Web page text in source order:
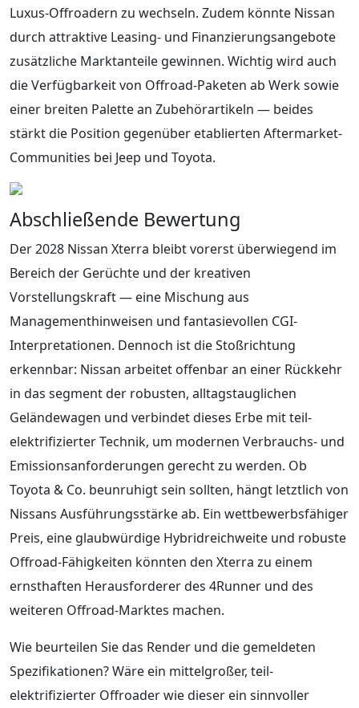
Luxus-Offroadern zu wechseln. Zudem könnte Nissan
durch attraktive Leasing- und Finanzierungsangebote
zusätzliche Marktanteile gewinnen. Wichtig wird auch
die Verfügbarkeit von Offroad-Paketen ab Werk sowie
einer breiten Palette an Zubehörartikeln — beides
stärkt die Position gegenüber etablierten Aftermarket-
Communities bei Jeep und Toyota.
Abschließende Bewertung
Der 2028 Nissan Xterra bleibt vorerst überwiegend im
Bereich der Gerüchte und der kreativen
Vorstellungskraft — eine Mischung aus
Managementhinweisen und fantasievollen CGI-
Interpretationen. Dennoch ist die Stoßrichtung
erkennbar: Nissan arbeitet offenbar an einer Rückkehr
in das segment der robusten, alltagstauglichen
Geländewagen und verbindet dieses Erbe mit teil-
elektrifizierter Technik, um modernen Verbrauchs- und
Emissionsanforderungen gerecht zu werden. Ob
Toyota & Co. beunruhigt sein sollten, hängt letztlich von
Nissans Ausführungsstärke ab. Ein wettbewerbsfähiger
Preis, eine glaubwürdige Hybridreichweite und robuste
Offroad-Fähigkeiten könnten den Xterra zu einem
ernsthaften Herausforderer des 4Runner und des
weiteren Offroad-Marktes machen.
Wie beurteilen Sie das Render und die gemeldeten
Spezifikationen? Wäre ein mittelgroßer, teil-
elektrifizierter Offroader wie dieser ein sinnvoller